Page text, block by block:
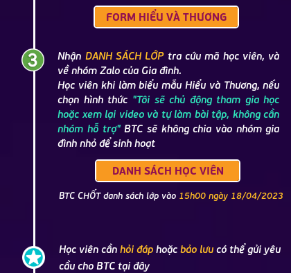
Nhận DANH SÁCH LỚPtra cứu mã học viên, và
về nhóm Zalo của Gia đình.
Học viên khi làm biểu mẫu Hiểu và Thương, nếu
chọn hình thức "Tôi sẽ chủ động tham gia học
hoặc xem lại video và tự làm bài tập, không cần
nhóm hỗ trợ"BTC sẽ không chia vào nhóm gia
đình nhỏ để sinh hoạt
FORM HIỂU VÀ THƯƠNG
DANH SÁCH HỌC VIÊN
Học viên cần hỏi đáphoặc bảo lưucó thể gửi yêu
cầu cho BTC tại đây
BTC CHỐT danh sách lớp vào 15h00 ngày 18/04/2023